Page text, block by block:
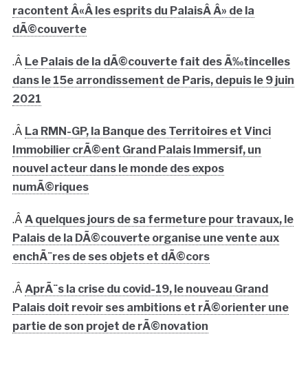
racontent Â«Â les esprits du PalaisÂ Â» de la
dÃ©couverte
.Â Le Palais de la dÃ©couverte fait des Ã‰tincelles
dans le 15e arrondissement de Paris, depuis le 9 juin
2021
.Â La RMN-GP, la Banque des Territoires et Vinci
Immobilier crÃ©ent Grand Palais Immersif, un
nouvel acteur dans le monde des expos
numÃ©riques
.Â A quelques jours de sa fermeture pour travaux, le
Palais de la DÃ©couverte organise une vente aux
enchÃ¨res de ses objets et dÃ©cors
.Â AprÃ¨s la crise du covid-19, le nouveau Grand
Palais doit revoir ses ambitions et rÃ©orienter une
partie de son projet de rÃ©novation